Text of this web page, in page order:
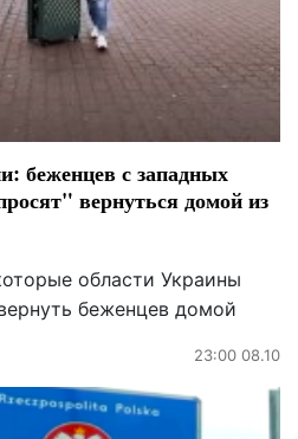
беженцев с западных
вернуться домой из
области Украины
беженцев домой
23:00 08.10